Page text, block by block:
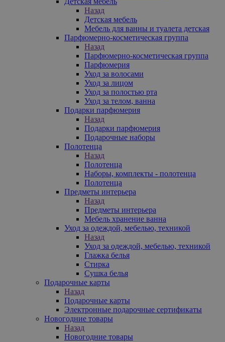
Назад
Детская мебель
Мебель для ванны и туалета детская
Парфюмерно-косметическая группа
Назад
Парфюмерно-косметическая группа
Парфюмерия
Уход за волосами
Уход за лицом
Уход за полостью рта
Уход за телом, ванна
Подарки парфюмерия
Назад
Подарки парфюмерия
Подарочные наборы
Полотенца
Назад
Полотенца
Наборы, комплекты - полотенца
Полотенца
Предметы интерьера
Назад
Предметы интерьера
Мебель хранение ванна
Уход за одеждой, мебелью, техникой
Назад
Уход за одеждой, мебелью, техникой
Глажка белья
Стирка
Сушка белья
Подарочные карты
Назад
Подарочные карты
Электронные подарочные сертификаты
Новогодние товары
Назад
Новогодние товары